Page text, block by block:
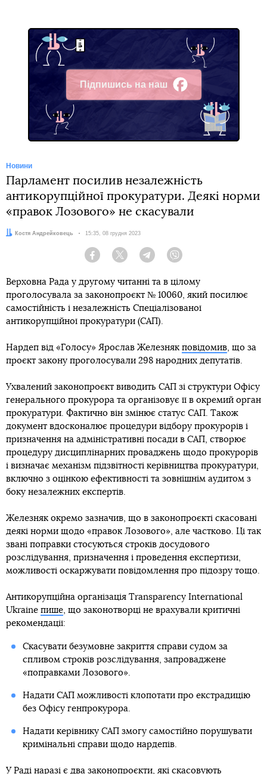
Підпишись на наш
Facebook
Новини
Парламент посилив незалежність
антикорупційної прокуратури. Деякі норми
«правок Лозового» не скасували
Автор:Костя Андрейковець Дата:
15:35, 08 грудня 2023
Facebook Twitter Telegram
Верховна Рада у другому читанні та в цілому
проголосувала за законопроєкт № 10060, який посилює
самостійність і незалежність Спеціалізованої
антикорупційної прокуратури (САП).
Нардеп від «Голосу» Ярослав Железняк повідомив, що за
проєкт закону проголосували 298 народних депутатів.
Ухвалений законопроєкт виводить САП зі структури Офісу
генерального прокурора та організовує її в окремий орган
прокуратури. Фактично він змінює статус САП. Також
документ вдосконалює процедури відбору прокурорів і
призначення на адміністративні посади в САП, створює
процедуру дисциплінарних проваджень щодо прокурорів
і визначає механізм підзвітності керівництва прокуратури,
включно з оцінкою ефективності та зовнішнім аудитом з
боку незалежних експертів.
Железняк окремо зазначив, що в законопроєкті скасовані
деякі норми щодо «правок Лозового», але частково. Ці так
звані поправки стосуються строків досудового
розслідування, призначення і проведення експертизи,
можливості оскаржувати повідомлення про підозру тощо.
Антикорупційна організація Transparency International
Ukraine пише, що законотворці не врахували критичні
рекомендації:
Скасувати безумовне закриття справи судом за
спливом строків розслідування, запроваджене
«поправками Лозового».
Надати САП можливості клопотати про екстрадицію
без Офісу генпрокурора.
Надати керівнику САП змогу самостійно порушувати
кримінальні справи щодо нардепів.
У Раді наразі є два законопроєкти, які скасовують